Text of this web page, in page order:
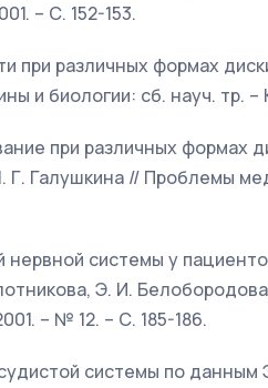
– С. 152-153.
при различных формах
и биологии: сб. науч. тр. –
при различных формах
Галушкина // Проблемы
системы у
Э. И.
– № 12. – С. 185-186.
системы по данным